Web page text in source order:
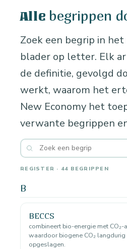
Alle begrippen
Zoek een begrip in
blader op letter. Elk
de definitie, gevolgd
werkt, waarom het
New Economy het
verwante begrippen
REGISTER · 44 BEGRIPPEN
B
BECCS
combineert bio-energie met
waardoor biogene CO₂
opgeslagen.